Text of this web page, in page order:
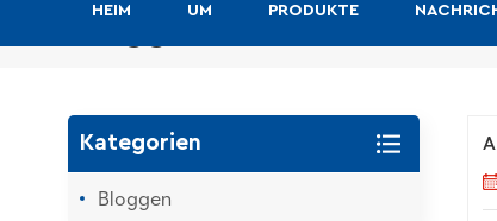
HEIM UM PRODUKTE
Kategorien
Bloggen